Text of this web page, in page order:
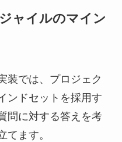
ャイルのマイン
装では、プロジェク
ンドセットを採用す
問に対する答えを考
てます。